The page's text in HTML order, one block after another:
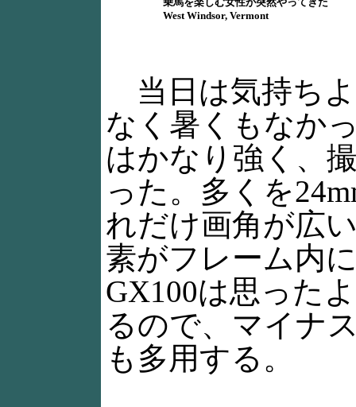
West Windsor, Vermont
当日は気持ち
なく暑くもなか
はかなり強く、
った。多くを
れだけ画角が広
素がフレーム内
GX100は思った
るので、マイナ
も多用する。